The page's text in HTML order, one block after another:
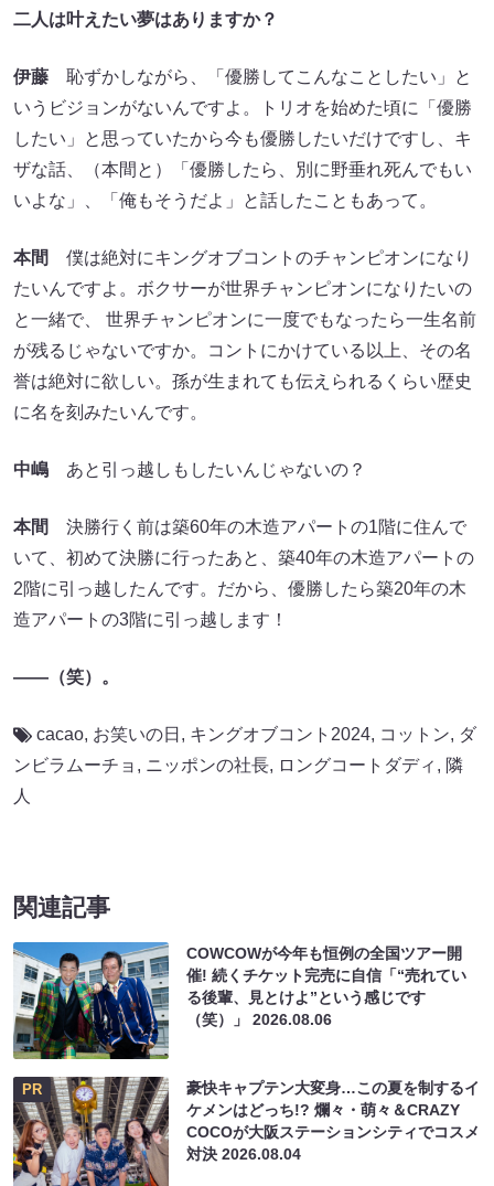
二人は叶えたい夢はありますか？
伊藤 恥ずかしながら、「優勝してこんなことしたい」と
いうビジョンがないんですよ。トリオを始めた頃に「優勝
したい」と思っていたから今も優勝したいだけですし、キ
ザな話、（本間と）「優勝したら、別に野垂れ死んでもい
いよな」、「俺もそうだよ」と話したこともあって。
本間
僕は絶対にキングオブコントのチャンピオンになり
たいんですよ。ボクサーが世界チャンピオンになりたいの
と一緒で、 世界チャンピオンに一度でもなったら一生名前
が残るじゃないですか。コントにかけている以上、その名
誉は絶対に欲しい。孫が生まれても伝えられるくらい歴史
に名を刻みたいんです。
中嶋 あと引っ越しもしたいんじゃないの？
本間
決勝行く前は築60年の木造アパートの1階に住んで
いて、初めて決勝に行ったあと、築40年の木造アパートの
2階に引っ越したんです。だから、優勝したら築20年の木
造アパートの3階に引っ越します！
――（笑）。
cacao, お笑いの日 , キングオブコント2024, コットン, ダ
ンビラムーチョ , ニッポンの社長, ロングコートダディ , 隣
人
関連記事
COWCOWが今年も恒例の全国ツアー開
催! 続くチケット完売に自信「“売れてい
る後輩、見とけよ”という感じです
（笑）」2026.08.06
PR
豪快キャプテン大変身…この夏を制するイ
ケメンはどっち!? 爛々・萌々＆CRAZY
COCOが大阪ステーションシティでコスメ
対決2026.08.04